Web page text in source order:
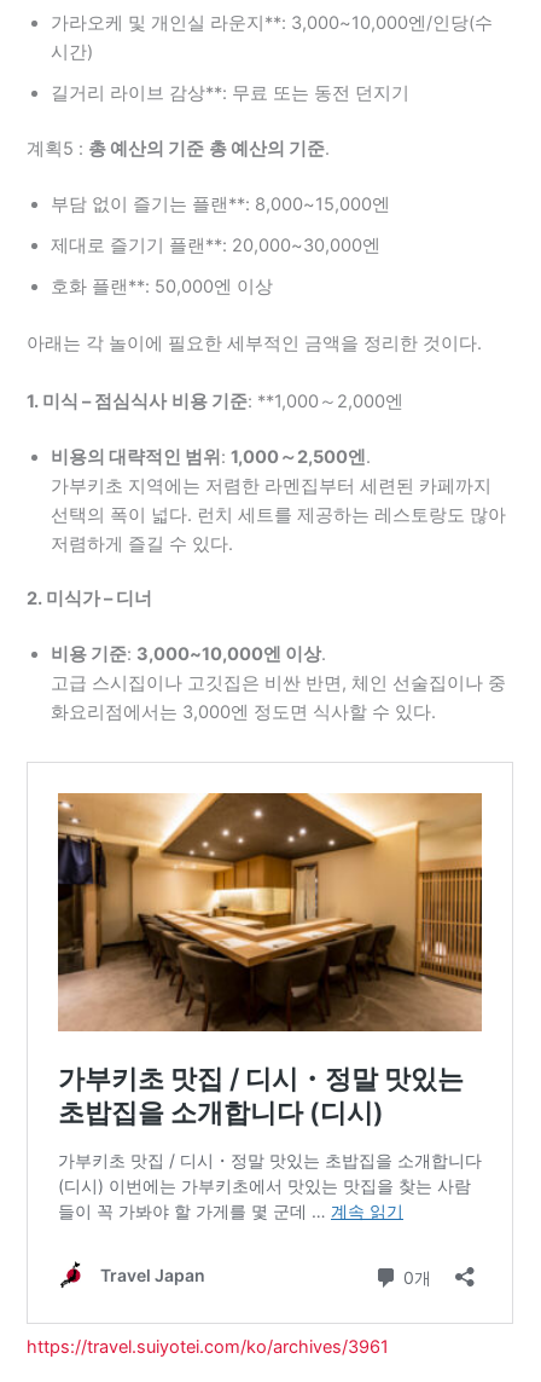
가라오케 및 개인실 라운지**: 3,000~10,000엔/인당(수
시간)
길거리 라이브 감상**: 무료 또는 동전 던지기
계획5 : 총 예산의 기준 총 예산의 기준.
부담 없이 즐기는 플랜**: 8,000~15,000엔
제대로 즐기기 플랜**: 20,000~30,000엔
호화 플랜**: 50,000엔 이상
아래는 각 놀이에 필요한 세부적인 금액을 정리한 것이다.
1. 미식 – 점심식사 비용 기준: **1,000～2,000엔
비용의 대략적인 범위 :1,000～2,500엔 .
가부키초 지역에는 저렴한 라멘집부터 세련된 카페까지
선택의 폭이 넓다. 런치 세트를 제공하는 레스토랑도 많아
저렴하게 즐길 수 있다.
2. 미식가 – 디너
비용 기준: 3,000~10,000엔 이상.
고급 스시집이나 고깃집은 비싼 반면, 체인 선술집이나 중
화요리점에서는 3,000엔 정도면 식사할 수 있다.
https://travel.suiyotei.com/ko/archives/3961